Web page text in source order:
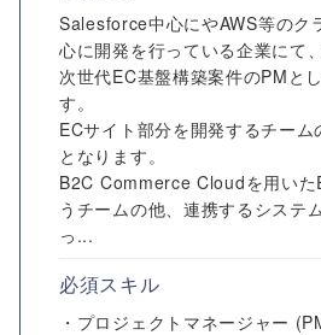
Salesforce中心にやAWS等のク
心に開発を行っている企業にて
次世代EC基盤構築案件のPMと
す。
ECサイト部分を開発するチー
となります。
B2C Commerce Cloudを用いた
うチームの他、連携するシステ
っ...
必須スキル
・プロジェクトマネージャー